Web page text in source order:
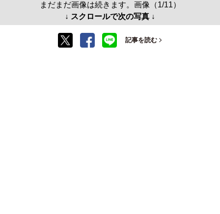
まだまだ画像は続きます。画像（1/11）
↓ スクロールで次の写真 ↓
記事を読む